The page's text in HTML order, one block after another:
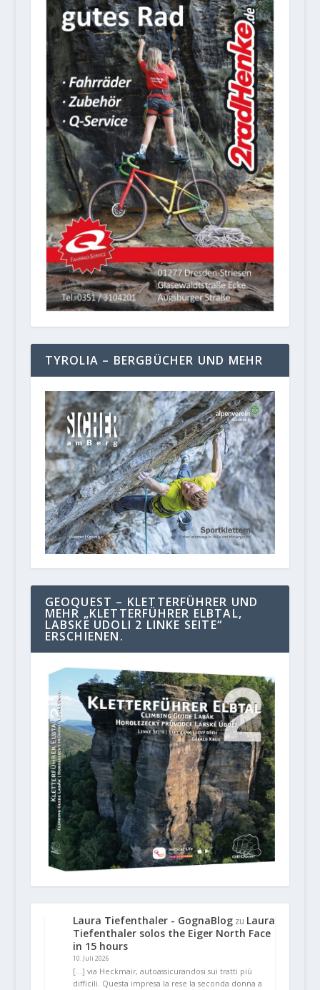
TYROLIA – BERGBÜCHER UND MEHR
GEOQUEST – KLETTERFÜHRER UND
MEHR „KLETTERFÜHRER ELBTAL,
LABSKE UDOLI 2 LINKE SEITE“
ERSCHIENEN.
Laura Tiefenthaler - GognaBlogzu Laura
Tiefenthaler solos the Eiger North Face
in 15 hours
10. Juli 2026
[…] via Heckmair, autoassicurandosi sui tratti più
difficili. Questa impresa la rese la seconda donna a